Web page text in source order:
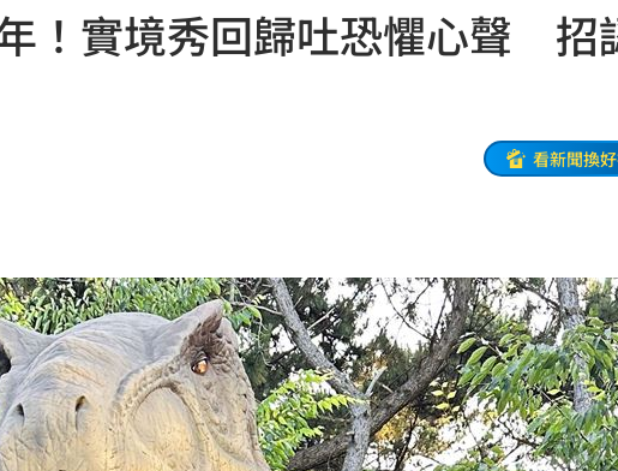
多人 06:37
聲了
笑翻
毒駕
增！ 05:45
襲率曝 05:44
網炸鍋 05:43
！實境秀回歸吐恐懼心聲 招
看新聞換